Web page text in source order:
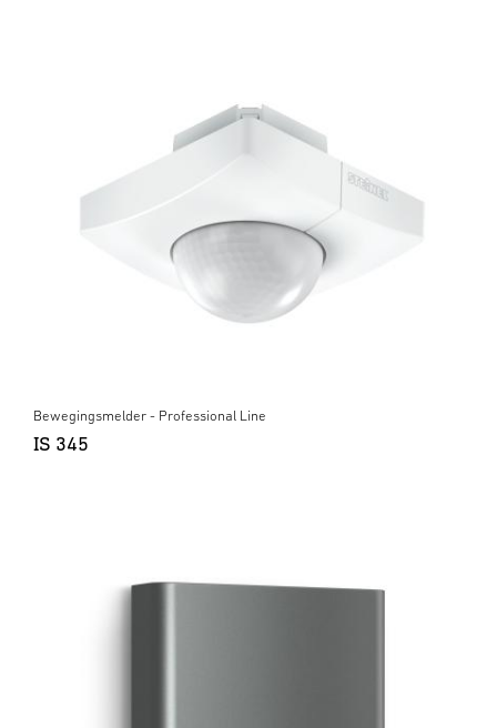
Bewegingsmelder - Professional Line
IS 345